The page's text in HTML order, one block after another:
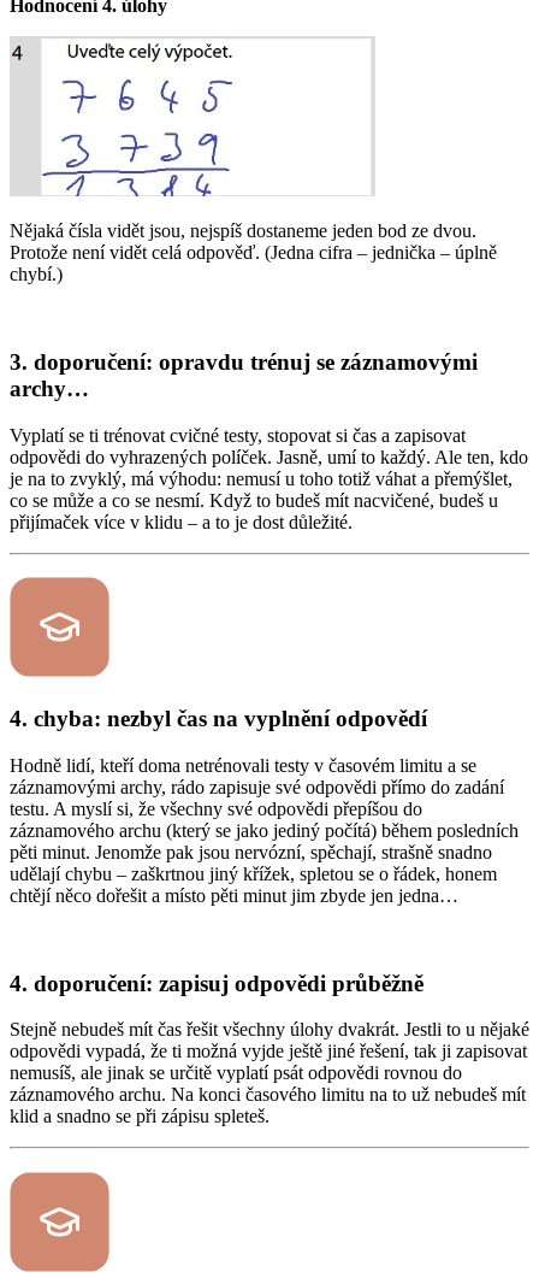
Hodnocení 4. úlohy​
Nějaká čísla vidět jsou, nejspíš dostaneme jeden bod ze dvou.
Protože není vidět celá odpověď. (Jedna cifra – jednička – úplně
chybí.)
3. doporučení: opravdu trénuj se záznamovými
archy…
Vyplatí se ti trénovat cvičné testy, stopovat si čas a zapisovat
odpovědi do vyhrazených políček. Jasně, umí to každý. Ale ten, kdo
je na to zvyklý, má výhodu: nemusí u toho totiž váhat a přemýšlet,
co se může a co se nesmí. Když to budeš mít nacvičené, budeš u
přijímaček více v klidu – a to je dost důležité.
4. chyba: nezbyl čas na vyplnění odpovědí
Hodně lidí, kteří doma netrénovali testy v časovém limitu a se
záznamovými archy, rádo zapisuje své odpovědi přímo do zadání
testu. A myslí si, že všechny své odpovědi přepíšou do
záznamového archu (který se jako jediný počítá) během posledních
pěti minut. Jenomže pak jsou nervózní, spěchají, strašně snadno
udělají chybu – zaškrtnou jiný křížek, spletou se o řádek, honem
chtějí něco dořešit a místo pěti minut jim zbyde jen jedna…
4. doporučení: zapisuj odpovědi průběžně
Stejně nebudeš mít čas řešit všechny úlohy dvakrát. Jestli to u nějaké
odpovědi vypadá, že ti možná vyjde ještě jiné řešení, tak ji zapisovat
nemusíš, ale jinak se určitě vyplatí psát odpovědi rovnou do
záznamového archu. Na konci časového limitu na to už nebudeš mít
klid a snadno se při zápisu spleteš.